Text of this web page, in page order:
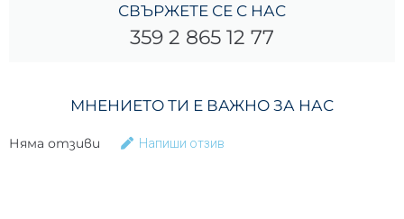
СВЪРЖЕТЕ СЕ С НАС
359 2 865 12 77
МНЕНИЕТО ТИ Е ВАЖНО ЗА НАС
Няма отзиви Напиши отзив